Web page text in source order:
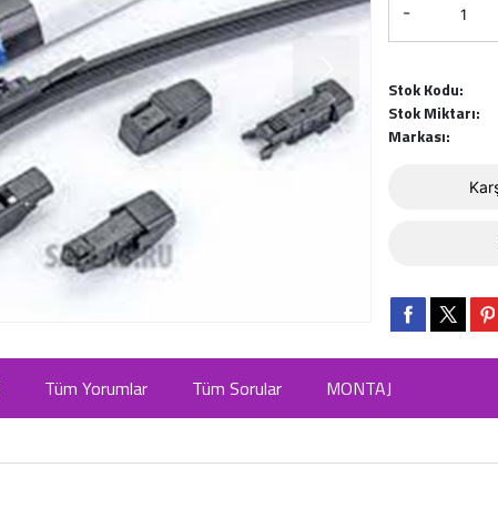
-
Stok Kodu:
Stok Miktarı:
Markası:
Tüm Yorumlar Tüm Sorular MONTAJ